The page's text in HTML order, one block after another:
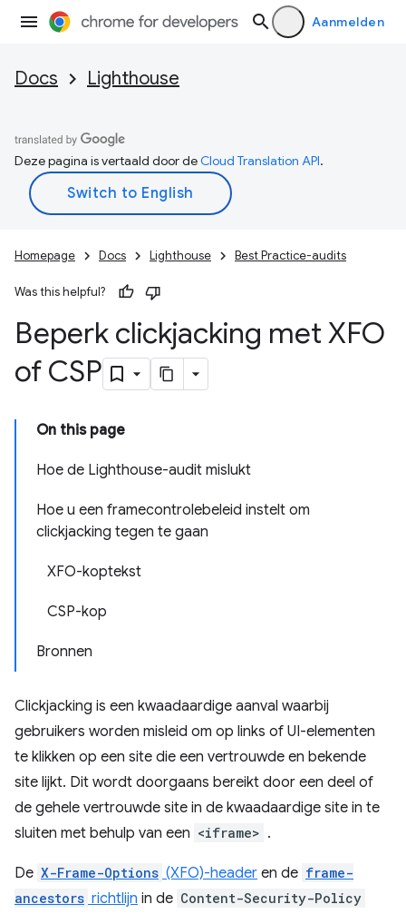
Aanmelden
Docs Lighthouse
Deze pagina is vertaald door deCloud Translation API.
Homepage Docs Lighthouse Best Practice-audits
Was this helpful?
Beperk clickjacking met XFO
of CSP
On this page
Hoe de Lighthouse-audit mislukt
Hoe u een framecontrolebeleid instelt om
clickjacking tegen te gaan
XFO-koptekst
CSP-kop
Bronnen
Clickjacking is een kwaadaardige aanval waarbij
gebruikers worden misleid om op links of UI-elementen
te klikken op een site die een vertrouwde en bekende
site lijkt. Dit wordt doorgaans bereikt door een deel of
de gehele vertrouwde site in de kwaadaardige site in te
sluiten met behulp van een <iframe> .
De X-Frame-Options (XFO)-header en de frame-
ancestors richtlijn in de Content-Security-Policy